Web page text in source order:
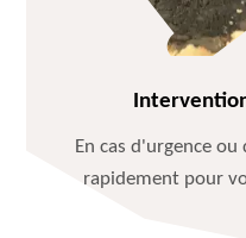
En cas d'urgence
rapidement pour